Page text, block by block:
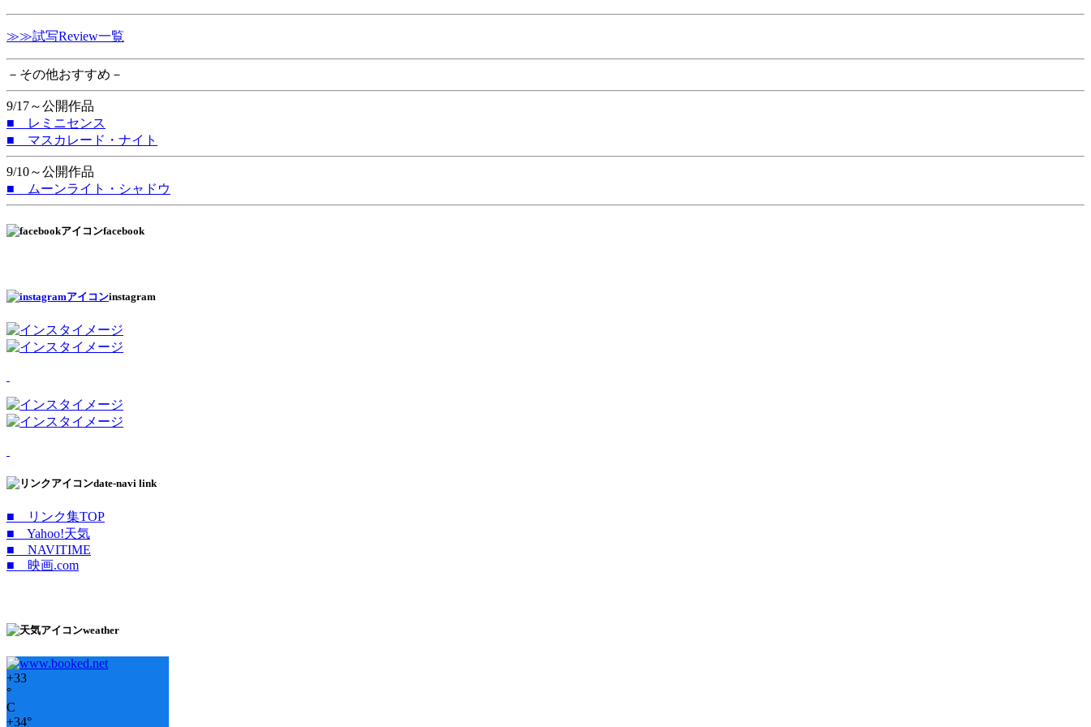
≫≫試写Review一覧
－その他おすすめ－
9/17～公開作品
■ レミニセンス
■ マスカレード・ナイト
9/10～公開作品
■ ムーンライト・シャドウ
facebook
instagram
date-navi link
■ リンク集TOP
■ Yahoo!天気
■ NAVITIME
■ 映画.com
weather
+33
°
C
+34°